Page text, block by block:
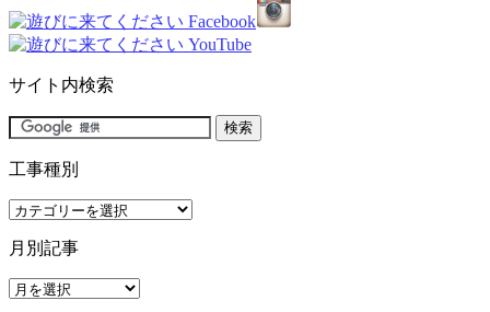
サイト内検索
工事種別
工
種
別
月別記事
月